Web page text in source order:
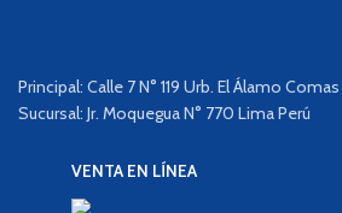
Principal: Calle 7 N° 119 Urb. El Álamo
Sucursal: Jr. Moquegua N° 770 Lima Perú
VENTA EN LÍNEA